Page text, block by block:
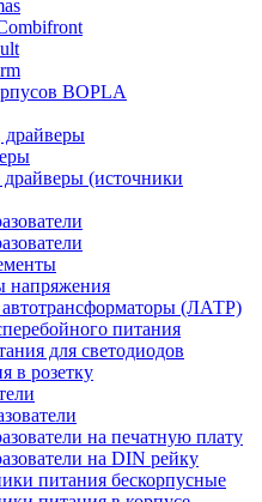
BOPLA
драйверы
(источники
напряжения
(ЛАТР)
питания
для светодиодов
в розетку
на печатную плату
на DIN рейку
питания бескорпусные